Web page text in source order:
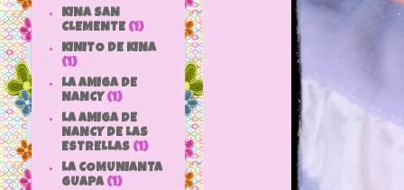
KINA SAN
CLEMENTE (1)
KINITO DE KINA
(1)
LA AMIGA DE
NANCY (1)
LA AMIGA DE
NANCY DE LAS
ESTRELLAS (1)
LA COMUNIANTA
GUAPA (1)